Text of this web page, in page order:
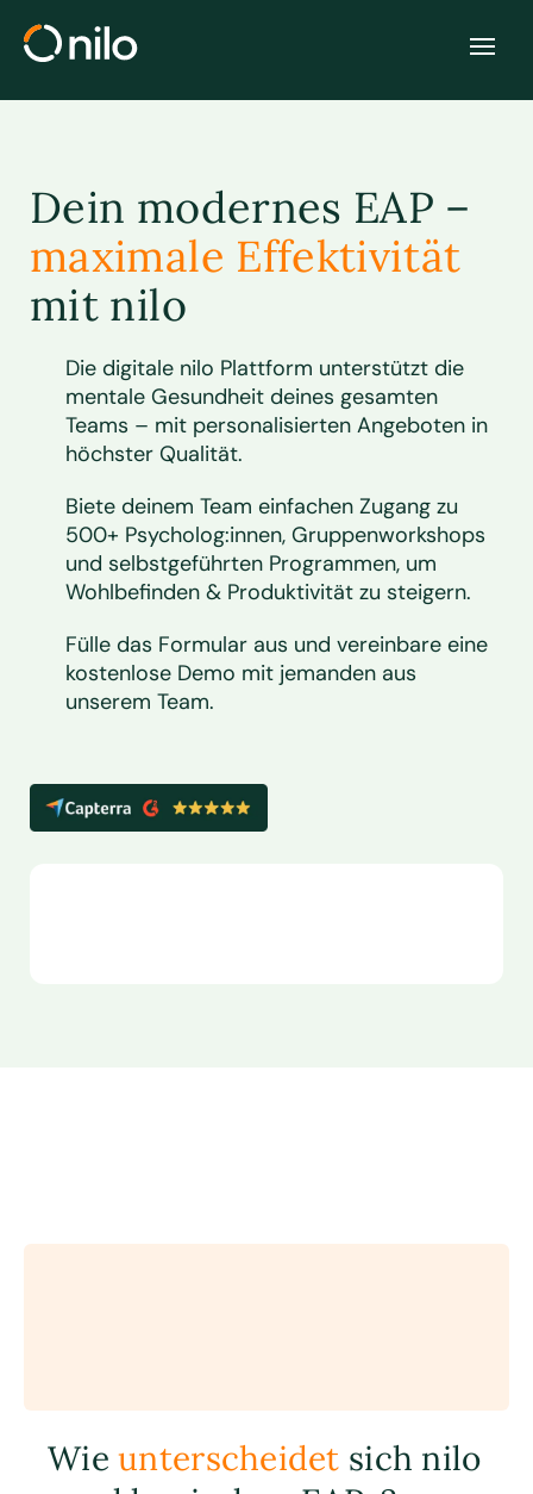
Dein modernes EAP –
maximale Effektivität
mit nilo
Die digitale nilo Plattform unterstützt die
mentale Gesundheit deines gesamten
Teams – mit personalisierten Angeboten in
höchster Qualität.
Biete deinem Team einfachen Zugang zu
500+ Psycholog:innen, Gruppenworkshops
und selbstgeführten Programmen, um
Wohlbefinden & Produktivität zu steigern.
Fülle das Formular aus und vereinbare eine
kostenlose Demo mit jemanden aus
unserem Team.
Wieunterscheidet sich nilo